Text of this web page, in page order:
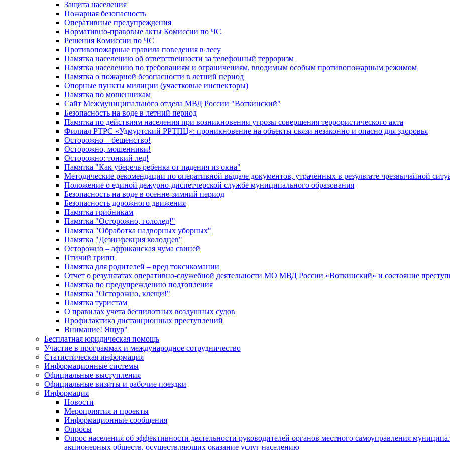
Защита населения
Пожарная безопасность
Оперативные предупреждения
Нормативно-правовые акты Комиссии по ЧС
Решения Комиссии по ЧС
Противопожарные правила поведения в лесу
Памятка населению об ответственности за телефонный терроризм
Памятка населению по требованиям и ограничениям, вводимым особым противопожарным режимом
Памятка о пожарной безопасности в летний период
Опорные пункты милиции (участковые инспекторы)
Памятка по мошенникам
Сайт Межмуниципального отдела МВД России "Воткинский"
Безопасность на воде в летний период
Памятка по действиям населения при возникновении угрозы совершения террористического акта
Филиал РТРС «Удмуртский РРТПЦ»: проникновение на объекты связи незаконно и опасно для здоровья
Осторожно – бешенство!
Осторожно, мошенники!
Осторожно: тонкий лед!
Памятка "Как уберечь ребенка от падения из окна"
Методические рекомендации по оперативной выдаче документов, утраченных в результате чрезвычайной
Положение о единой дежурно-диспетчерской службе муниципального образования
Безопасность на воде в осенне-зимний период
Безопасность дорожного движения
Памятка грибникам
Памятка "Осторожно, гололед!"
Памятка "Обработка надворных уборных"
Памятка "Дезинфекция колодцев"
Осторожно – африканская чума свиней
Птичий грипп
Памятка для родителей – вред токсикомании
Отчет о результатах оперативно-служебной деятельности МО МВД России «Воткинский» и состояние
Памятка по предупреждению подтопления
Памятка "Осторожно, клещи!"
Памятка туристам
О правилах учета беспилотных воздушных судов
Профилактика дистанционных преступлений
Внимание! Ящур"
Бесплатная юридическая помощь
Участие в программах и международное сотрудничество
Статистическая информация
Информационные системы
Официальные выступления
Официальные визиты и рабочие поездки
Информация
Новости
Мероприятия и проекты
Информационные сообщения
Опросы
Опрос населения об эффективности деятельности руководителей органов местного самоуправления
акционерных обществ, осуществляющих оказание услуг населению